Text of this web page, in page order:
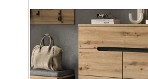
Předsíňová sestava je složena
předsíňová skříň se
ukotvení ke stěně,